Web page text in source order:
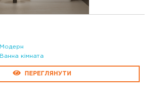
Модерн
Ванна кімната
ПЕРЕГЛЯНУТИ